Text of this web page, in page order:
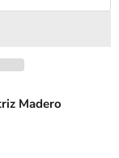
Madero